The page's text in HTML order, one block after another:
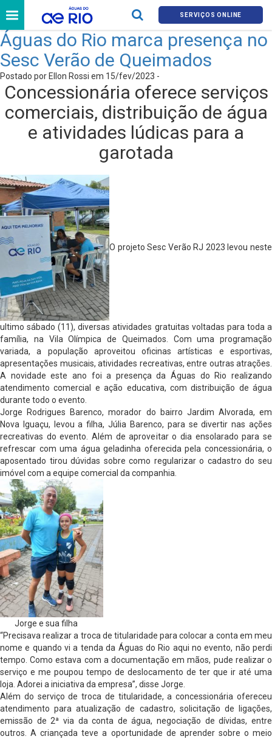
SERVIÇOS ONLINE
Águas do Rio marca presença no
Sesc Verão de Queimados
Postado por Ellon Rossi em 15/fev/2023 -
Concessionária oferece serviços
comerciais, distribuição de água
e atividades lúdicas para a
garotada
O projeto Sesc Verão RJ 2023 levou neste
ultimo sábado (11), diversas atividades gratuitas voltadas para toda a
família, na Vila Olímpica de Queimados. Com uma programação
variada, a população aproveitou oficinas artísticas e esportivas,
apresentações musicais, atividades recreativas, entre outras atrações.
A novidade este ano foi a presença da Águas do Rio realizando
atendimento comercial e ação educativa, com distribuição de água
durante todo o evento.
Jorge Rodrigues Barenco, morador do bairro Jardim Alvorada, em
Nova Iguaçu, levou a filha, Júlia Barenco, para se divertir nas ações
recreativas do evento. Além de aproveitar o dia ensolarado para se
refrescar com uma água geladinha oferecida pela concessionária, o
aposentado tirou dúvidas sobre como regularizar o cadastro do seu
imóvel com a equipe comercial da companhia.
Jorge e sua filha
“Precisava realizar a troca de titularidade para colocar a conta em meu
nome e quando vi a tenda da Águas do Rio aqui no evento, não perdi
tempo. Como estava com a documentação em mãos, pude realizar o
serviço e me poupou tempo de deslocamento de ter que ir até uma
loja. Adorei a iniciativa da empresa”, disse Jorge.
Além do serviço de troca de titularidade, a concessionária ofereceu
atendimento para atualização de cadastro, solicitação de ligações,
emissão de 2ª via da conta de água, negociação de dívidas, entre
outros. A criançada teve a oportunidade de aprender sobre o meio